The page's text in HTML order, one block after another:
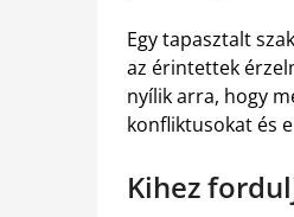
Egy tapasztalt
az érintettek
nyílik arra, hogy
konfliktusokat és
Kihez